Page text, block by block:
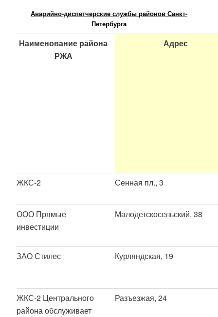
Аварийно-диспетчерские службы районов Санкт-
Петербурга
Наименование района
РЖА
Адрес
ЖКС-2 Сенная пл., 3
ООО Прямые
инвестиции
Малодетскосельский, 38
ЗАО Стилес Курляндская, 19
ЖКС-2 Центрального
района обслуживает
Разъезжая, 24